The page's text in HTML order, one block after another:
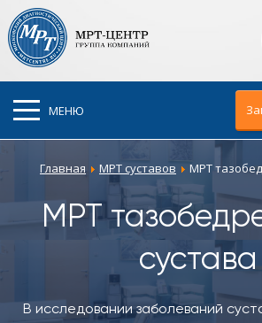
МЕНЮ
Главная МРТ суставов МРТ
МРТ
сустава
В исследовании заболеваний